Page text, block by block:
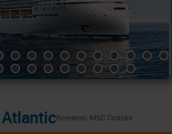
AtlanticReederei: MSC Cruises